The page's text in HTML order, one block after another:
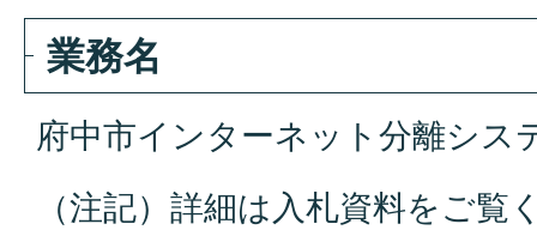
業務名
府中市インターネット分離シス
（注記）詳細は入札資料をご覧